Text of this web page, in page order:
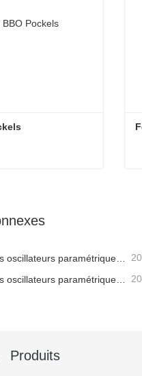
Recherche sur les oscillateurs paramétriques infrarouges moyens - Partie 04
Produits